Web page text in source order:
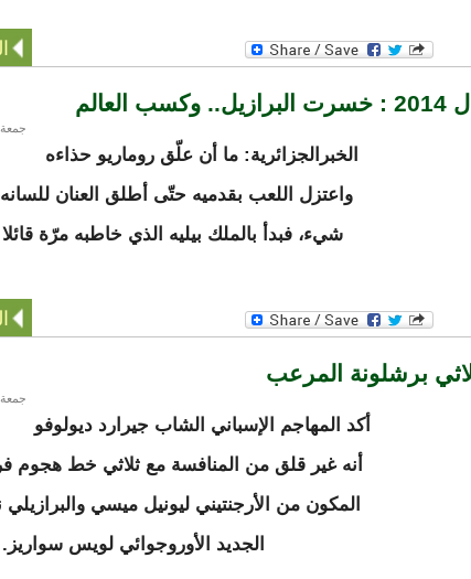
جمعة, 2014-07-18 11:11
الخبرالجزائرية: ما أن علّق روماريو حذاءه
واعتزل اللعب بقدميه حتّى أطلق العنان
شيء، فبدأ بالملك بيليه الذي خاطبه مرّة
برشلونة المرعب
جمعة, 2014-07-18 01:29
أكد المهاجم الإسباني الشاب جيرارد ديولوفو
أنه غير قلق من المنافسة مع ثلاثي خط هجوم
المكون من الأرجنتيني ليونيل ميسي والبرازيلي
الجديد الأوروجوائي لويس سواريز.